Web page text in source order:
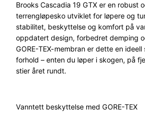
a
d
i
a
1
9
G
S
Brooks Cascadia 19 GTX er en robust
terrengløpesko utviklet for løpere og
stabilitet, beskyttelse og komfort på
oppdatert design, forbedret demping
GORE-TEX-membran er dette en
forhold – enten du løper i skogen, på
stier året rundt.
Vanntett beskyttelse med GORE-TEX